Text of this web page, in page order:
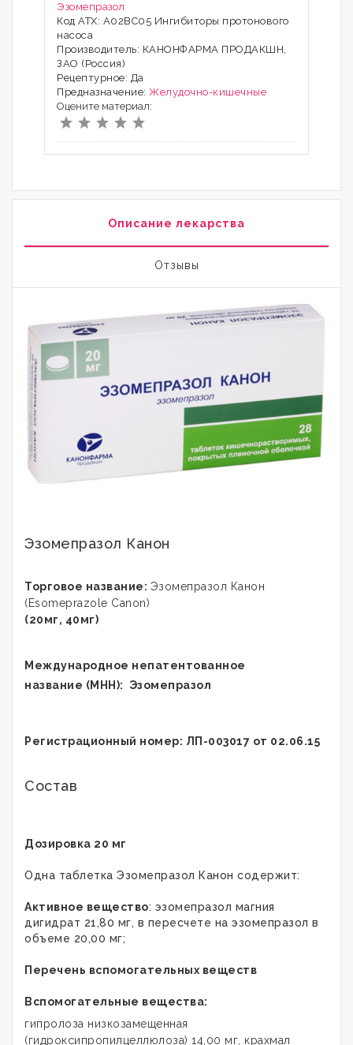
Эзомепразол
Код АТХ: А02ВС05 Ингибиторы протонового
насоса
Производитель: КАНОНФАРМА ПРОДАКШН,
ЗАО (Россия)
Рецептурное: Да
Предназначение: Желудочно-кишечные
Оцените материал:
Описание лекарства
Отзывы
Эзомепразол Канон
Торговое название: Эзомепразол Канон
(Esomeprazole Canon)
(20мг, 40мг)
Международное непатентованное
название (МНН):
Эзомепразол
Регистрационный номер: ЛП-003017 от 02.06.15
Состав
Дозировка 20 мг
Одна таблетка Эзомепразол Канон содержит:
Активное вещество: эзомепразол магния
дигидрат 21,80 мг, в пересчете на эзомепразол в
объеме 20,00 мг;
Перечень вспомогательных веществ
Вспомогательные вещества:
гипролоза низкозамещенная
(гидроксипропилцеллюлоза) 14,00 мг, крахмал